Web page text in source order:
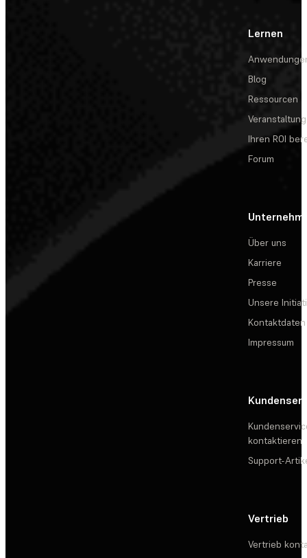
Lernen
Blog
Ressourcen
Ihren ROI
Forum
Über uns
Karriere
Presse
Unsere
Kontaktdaten
Impressum
kontaktieren
Support-
Vertrieb
Vertrieb